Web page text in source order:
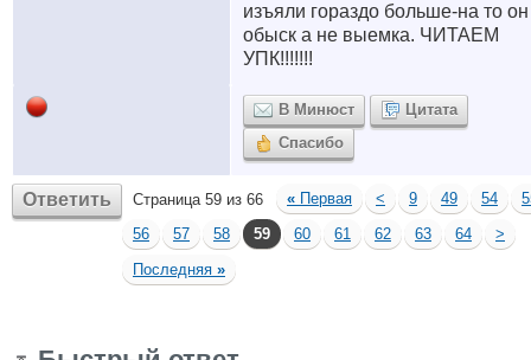
изъяли гораздо больше-на то
обыск а не выемка. ЧИТАЕМ
УПК!!!!!!!
В Минюст
Цитата
Спасибо
Ответить Страница 59 из 66 « Первая < 9 49 54
56
57 58 59 60 61 62 63 64
>
Последняя »